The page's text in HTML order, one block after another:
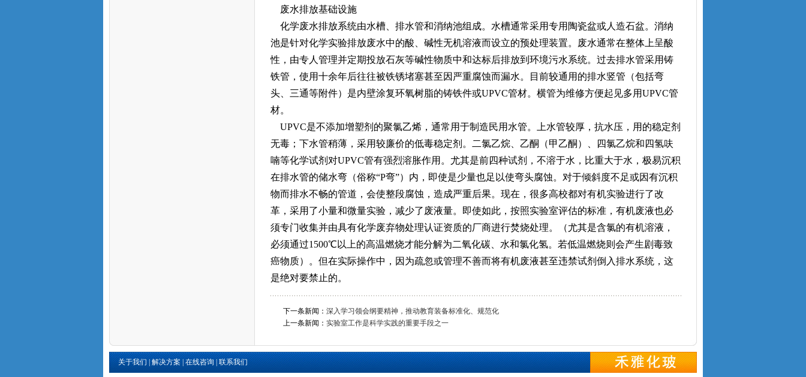
废水排放基础设施
化学废水排放系统由水槽、排水管和消纳池组成。水槽通常采用专用陶瓷盆或人造石盆。消纳
池是针对化学实验排放废水中的酸、碱性无机溶液而设立的预处理装置。废水通常在整体上呈酸
性，由专人管理并定期投放石灰等碱性物质中和达标后排放到环境污水系统。过去排水管采用铸
铁管，使用十余年后往往被铁锈堵塞甚至因严重腐蚀而漏水。目前较通用的排水竖管（包括弯
头、三通等附件）是内壁涂复环氧树脂的铸铁件或UPVC管材。横管为维修方便起见多用UPVC管
材。
UPVC是不添加增塑剂的聚氯乙烯，通常用于制造民用水管。上水管较厚，抗水压，用的稳定剂
无毒；下水管稍薄，采用较廉价的低毒稳定剂。二氯乙烷、乙酮（甲乙酮）、四氯乙烷和四氢呋
喃等化学试剂对UPVC管有强烈溶胀作用。尤其是前四种试剂，不溶于水，比重大于水，极易沉积
在排水管的储水弯（俗称“P弯”）内，即使是少量也足以使弯头腐蚀。对于倾斜度不足或因有沉积
物而排水不畅的管道，会使整段腐蚀，造成严重后果。现在，很多高校都对有机实验进行了改
革，采用了小量和微量实验，减少了废液量。即使如此，按照实验室评估的标准，有机废液也必
须专门收集并由具有化学废弃物处理认证资质的厂商进行焚烧处理。（尤其是含氯的有机溶液，
必须通过1500℃以上的高温燃烧才能分解为二氧化碳、水和氯化氢。若低温燃烧则会产生剧毒致
癌物质）。但在实际操作中，因为疏忽或管理不善而将有机废液甚至违禁试剂倒入排水系统，这
是绝对要禁止的。
下一条新闻： 深入学习领会纲要精神，推动教育装备标准化、规范化
上一条新闻： 实验室工作是科学实践的重要手段之一
关于我们|解决方案|在线咨询|联系我们